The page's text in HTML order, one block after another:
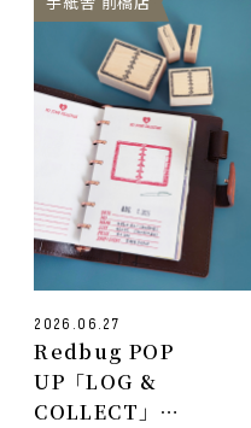
2026.06.27
Redbug POP
UP「LOG &
COLLECT」